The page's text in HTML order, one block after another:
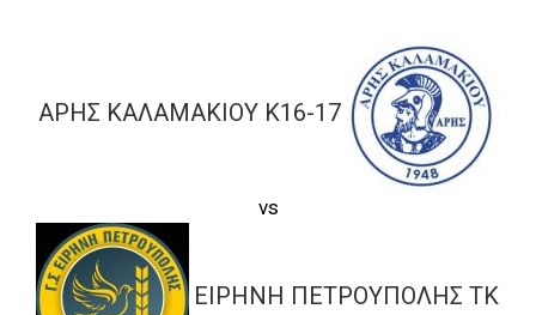
ΑΡΗΣ ΚΑΛΑΜΑΚΙΟΥ Κ16-17
vs
ΕΙΡΗΝΗ ΠΕΤΡΟΥΠΟΛΗΣ